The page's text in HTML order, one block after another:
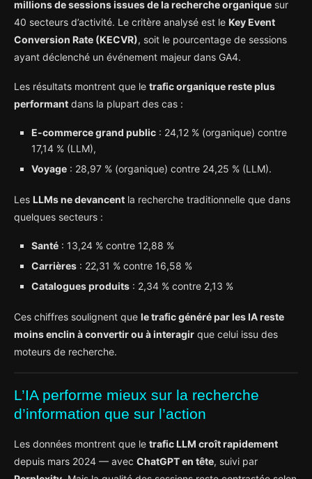
millions de sessions issues de la recherche organique sur
40 secteurs d’activité. Le critère analysé est le Key Event
Conversion Rate (KECVR), soit le pourcentage de sessions
ayant déclenché un événement majeur dans GA4.
Les résultats montrent que le trafic organique reste plus
performant dans la plupart des cas :
E-commerce grand public : 24,12 % (organique) contre
17,14 % (LLM),
Voyage : 28,97 % (organique) contre 24,25 % (LLM).
Les LLMs ne devancent la recherche traditionnelle que dans
quelques secteurs :
Santé : 13,24 % contre 12,88 %
Carrières : 22,31 % contre 16,58 %
Catalogues produits : 2,34 % contre 2,13 %
Ces chiffres soulignent que le trafic généré par les IA reste
moins enclin à convertir ou à interagir que celui issu des
moteurs de recherche.
L’IA performe mieux sur la recherche
d’information que sur l’action
Les données montrent que le trafic LLM croît rapidement
depuis mars 2024 — avec ChatGPT en tête, suivi par